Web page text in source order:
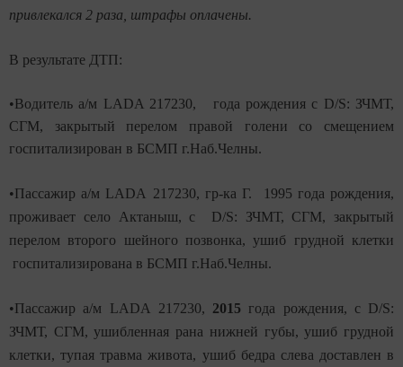
привлекался 2 раза, штрафы оплачены.
В результате ДТП:
•Водитель а/м LADA 217230, года рождения с D/S: ЗЧМТ,
СГМ, закрытый перелом правой голени со смещением
госпитализирован в БСМП г.Наб.Челны.
•Пассажир а/м LADA 217230, гр-ка Г. 1995 года рождения,
проживает село Актаныш, с D/S: ЗЧМТ, СГМ, закрытый
перелом второго шейного позвонка, ушиб грудной клетки
госпитализирована в БСМП г.Наб.Челны.
•Пассажир а/м LADA 217230, 2015 года рождения, с D/S:
ЗЧМТ, СГМ, ушибленная рана нижней губы, ушиб грудной
клетки, тупая травма живота, ушиб бедра слева доставлен в